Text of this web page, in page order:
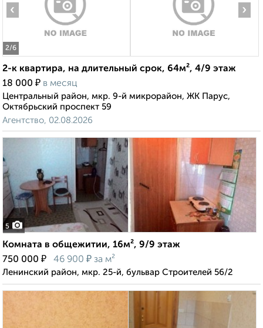
2/6
‹ ›
2-к квартира, на длительный срок, 64м², 4/9 этаж
18 000 ₽ в месяц
Центральный район, мкр. 9-й микрорайон, ЖК Парус,
Октябрьский проспект 59
Агентство, 02.08.2026
5
Комната в общежитии, 16м², 9/9 этаж
750 000 ₽ 46 900 ₽ за м²
Ленинский район, мкр. 25-й, бульвар Строителей 56/2